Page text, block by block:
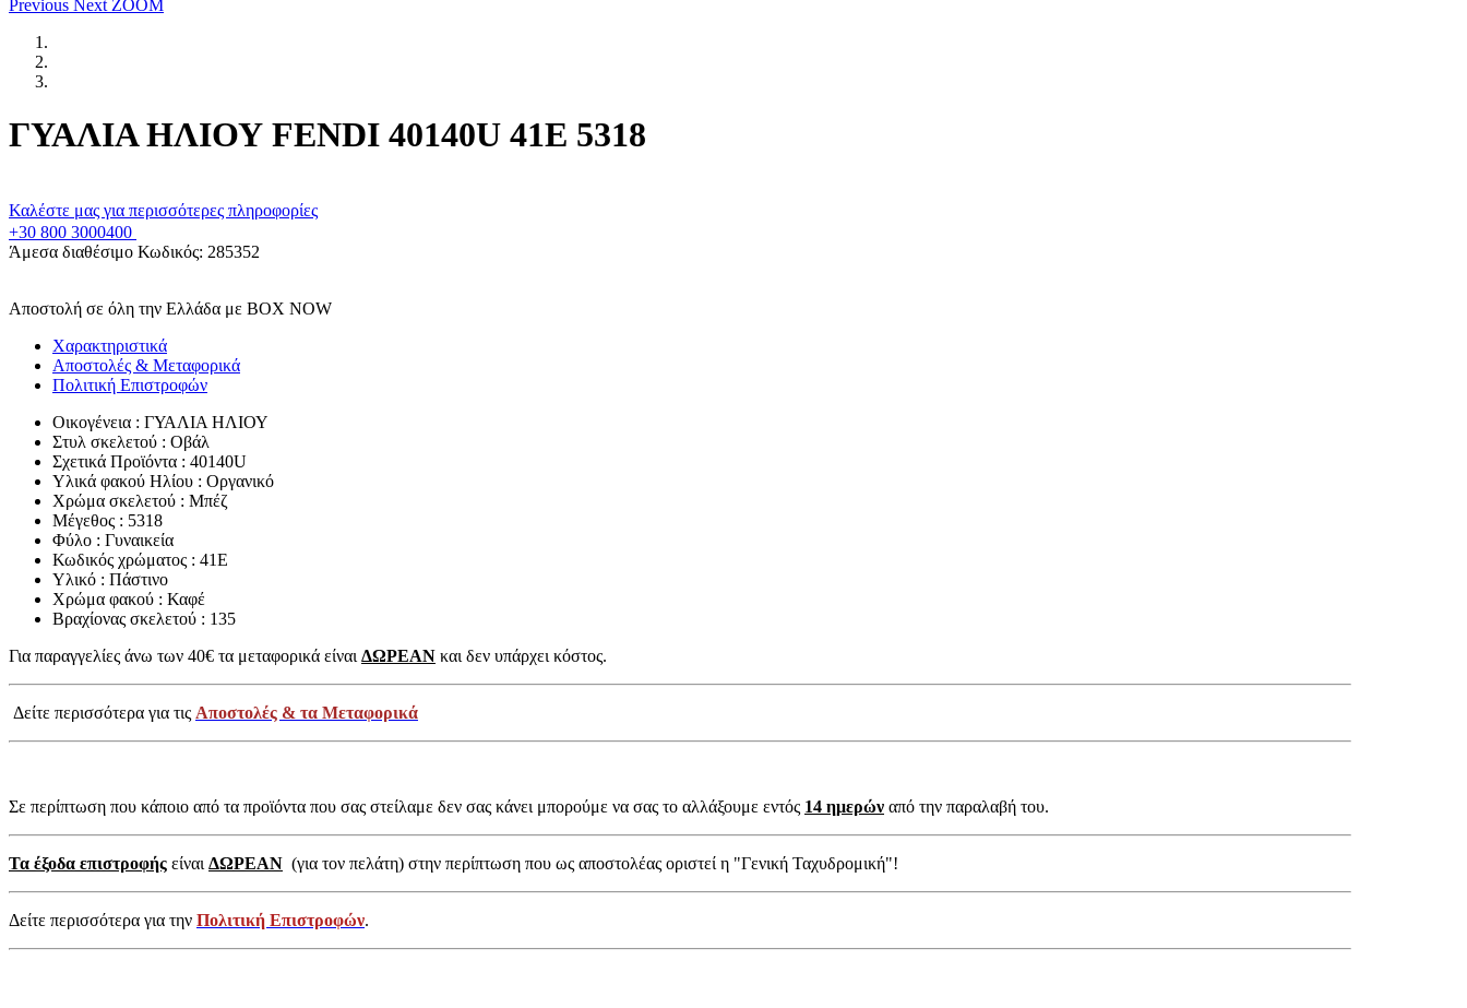
Previous Next ZOOM
ΓΥΑΛΙΑ ΗΛΙΟΥ FENDI 40140U 41E 5318
Καλέστε μας για περισσότερες πληροφορίες
+30 800 3000400
Άμεσα διαθέσιμο Κωδικός: 285352
Αποστολή σε όλη την Ελλάδα με BOX NOW
Χαρακτηριστικά
Αποστολές & Μεταφορικά
Πολιτική Επιστροφών
Οικογένεια : ΓΥΑΛΙΑ ΗΛΙΟΥ
Στυλ σκελετού : Οβάλ
Σχετικά Προϊόντα : 40140U
Υλικά φακού Ηλίου : Οργανικό
Χρώμα σκελετού : Μπέζ
Μέγεθος : 5318
Φύλο : Γυναικεία
Κωδικός χρώματος : 41E
Υλικό : Πάστινο
Χρώμα φακού : Καφέ
Βραχίονας σκελετού : 135
Για παραγγελίες άνω των 40€ τα μεταφορικά είναι ΔΩΡΕΑΝ και δεν υπάρχει κόστος.
Δείτε περισσότερα για τις Αποστολές & τα Μεταφορικά
Σε περίπτωση που κάποιο από τα προϊόντα που σας στείλαμε δεν σας κάνει μπορούμε να σας το αλλάξουμε εντός 14 ημερών από την παραλαβή του.
Τα έξοδα επιστροφής είναι ΔΩΡΕΑΝ (για τον πελάτη) στην περίπτωση που ως αποστολέας οριστεί η "Γενική Ταχυδρομική"!
Δείτε περισσότερα για την Πολιτική Επιστροφών.